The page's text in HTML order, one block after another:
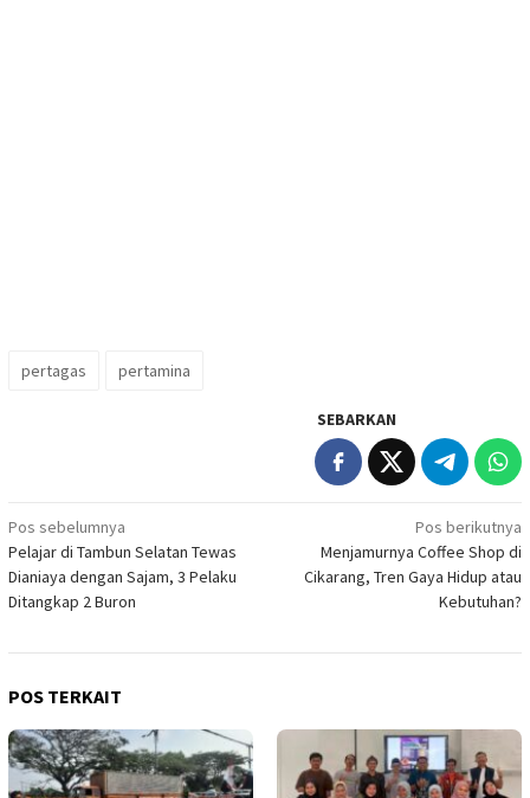
pertagas pertamina
SEBARKAN
Navigasi
pos
Pos sebelumnya
Pelajar di Tambun Selatan Tewas
Dianiaya dengan Sajam, 3 Pelaku
Ditangkap 2 Buron
Pos berikutnya
Menjamurnya Coffee Shop di
Cikarang, Tren Gaya Hidup atau
Kebutuhan?
POS TERKAIT